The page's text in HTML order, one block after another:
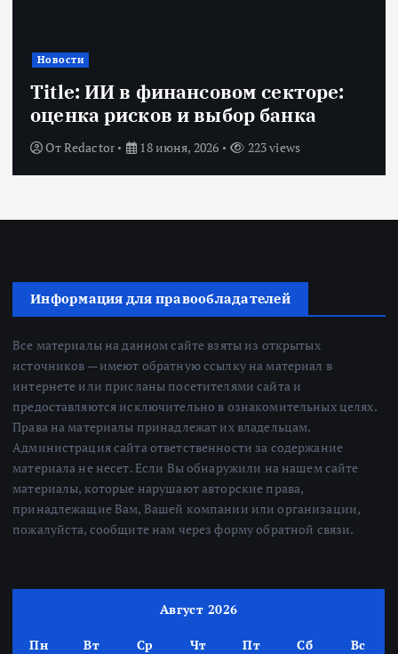
Новости
Title: ИИ в финансовом секторе:
оценка рисков и выбор банка
ОтRedactor 18 июня, 2026 223 views
Информация для правообладателей
Все материалы на данном сайте взяты из открытых
источников — имеют обратную ссылку на материал в
интернете или присланы посетителями сайта и
предоставляются исключительно в ознакомительных целях.
Права на материалы принадлежат их владельцам.
Администрация сайта ответственности за содержание
материала не несет. Если Вы обнаружили на нашем сайте
материалы, которые нарушают авторские права,
принадлежащие Вам, Вашей компании или организации,
пожалуйста, сообщите нам через форму обратной связи.
Август 2026
Пн Вт Ср Чт Пт Сб
Вс